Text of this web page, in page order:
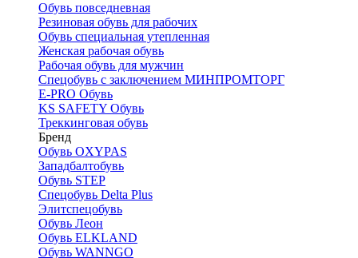
Обувь повседневная
Резиновая обувь для рабочих
Обувь специальная утепленная
Женская рабочая обувь
Рабочая обувь для мужчин
Спецобувь с заключением МИНПРОМТОРГ
E-PRO Обувь
KS SAFETY Обувь
Треккинговая обувь
Бренд
Обувь OXYPAS
Западбалтобувь
Обувь STEP
Спецобувь Delta Plus
Элитспецобувь
Обувь Леон
Обувь ELKLAND
Обувь WANNGO